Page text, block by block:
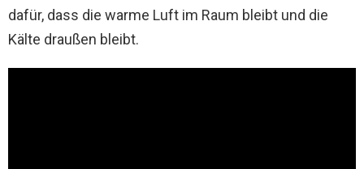
dafür, dass die warme Luft im Raum bleibt und die
Kälte draußen bleibt.